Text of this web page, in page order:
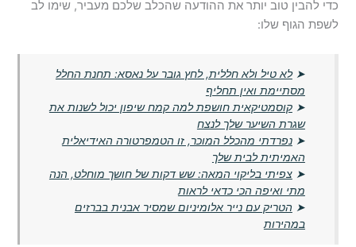
כדי להבין טוב יותר את ההודעה שהכלב שלכם מעביר, שימו לב
לשפת הגוף שלו:
➤לא טיל ולא חללית, לחץ גובר על נאסא: תחנת החלל
מסתיימת ואין תחליף
➤קוסמטיקאית חושפת למה קמח שיפון יכול לשנות את
שגרת השיער שלך לנצח
➤נפרדתי מהכלל המוכר, זו הטמפרטורה האידיאלית
האמיתית לבית שלך
➤צפיתי בליקוי המאה: שש דקות של חושך מוחלט, הנה
מתי ואיפה הכי כדאי לראות
➤ הטריק עם נייר אלומיניום שמסיר אבנית בברזים
במהירות